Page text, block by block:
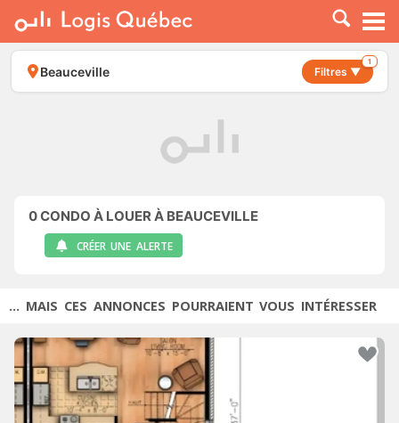
À LOUER
À VENDRE
PLACER UNE ANNONCE
Beauceville Filtres ▼
1
0CONDO À LOUER À BEAUCEVILLE
CRÉER UNE ALERTE
... MAIS CES ANNONCES POURRAIENT VOUS INTÉRESSER